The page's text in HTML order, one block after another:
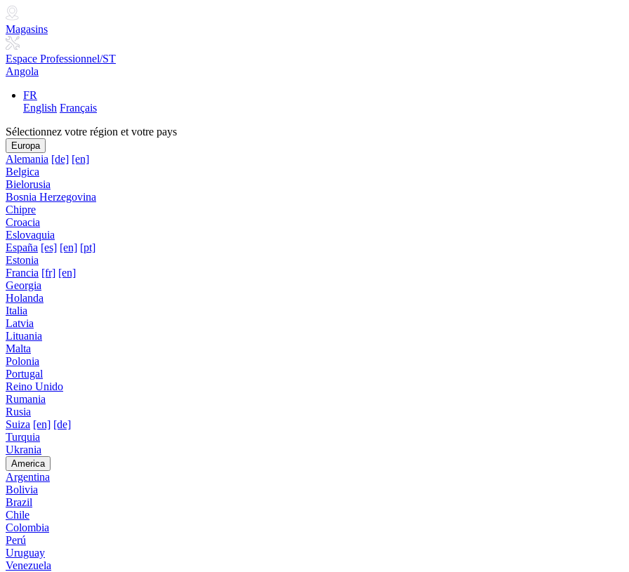
Magasins
Espace Professionnel/ST
Angola
FR
English Français
Sélectionnez votre région et votre pays
Europa
Alemania [de] [en]
Belgica
Bielorusia
Bosnia Herzegovina
Chipre
Croacia
Eslovaquia
España [es] [en] [pt]
Estonia
Francia [fr] [en]
Georgia
Holanda
Italia
Latvia
Lituania
Malta
Polonia
Portugal
Reino Unido
Rumania
Rusia
Suiza [en] [de]
Turquia
Ukrania
America
Argentina
Bolivia
Brazil
Chile
Colombia
Perú
Uruguay
Venezuela